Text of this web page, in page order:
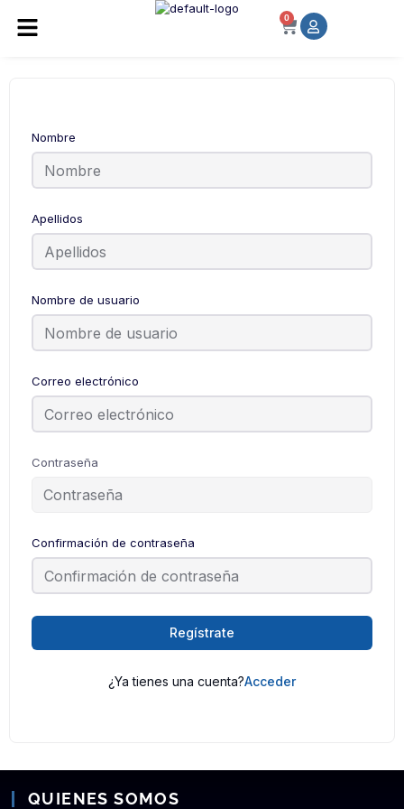
0
Nombre
Apellidos
Nombre de usuario
Correo electrónico
Contraseña
Confirmación de contraseña
Regístrate
¿Ya tienes una cuenta?Acceder
QUIENES SOMOS